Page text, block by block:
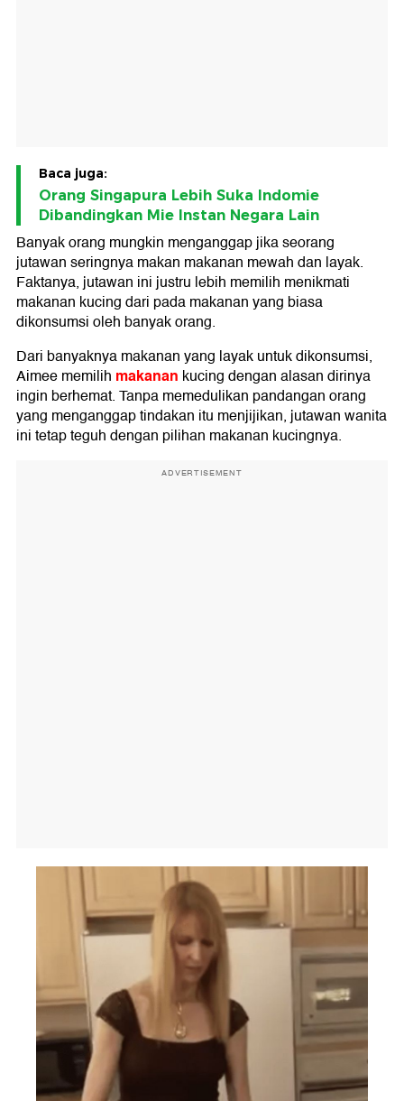
Baca juga:
Orang Singapura Lebih Suka Indomie
Dibandingkan Mie Instan Negara Lain
Banyak orang mungkin menganggap jika seorang
jutawan seringnya makan makanan mewah dan layak.
Faktanya, jutawan ini justru lebih memilih menikmati
makanan kucing dari pada makanan yang biasa
dikonsumsi oleh banyak orang.
Dari banyaknya makanan yang layak untuk dikonsumsi,
Aimee memilih makanan kucing dengan alasan dirinya
ingin berhemat. Tanpa memedulikan pandangan orang
yang menganggap tindakan itu menjijikan, jutawan wanita
ini tetap teguh dengan pilihan makanan kucingnya.
ADVERTISEMENT